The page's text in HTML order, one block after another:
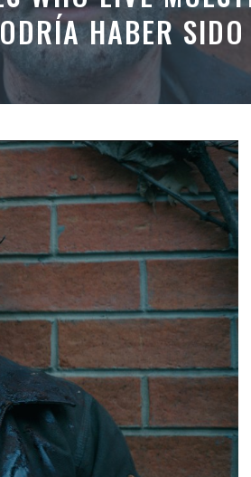
HABER SIDO